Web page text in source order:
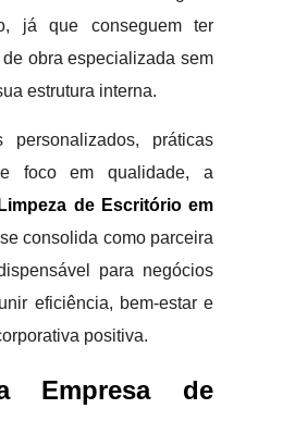
já que conseguem ter
obra especializada sem
estrutura interna.
personalizados, práticas
e foco em qualidade, a
de Escritório em
se consolida como parceira
para negócios
eficiência, bem-estar e
positiva.
Empresa de